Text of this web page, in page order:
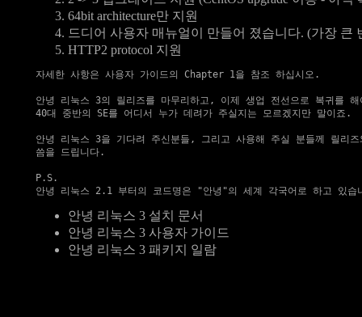
64bit architecture만 지원
드디어 사용자 매뉴얼이 만들어 졌습니다. (가장 큰
HTTP2 protocol 지원
자세한 사항은 사용자 가이드의 Chapter 1을 참조 하십시오.
안녕 리눅스 3의 릴리즈를 마무리하고, 이제 생업 전선으로 복귀를
40대 중반의 SE를 어디서 누가 데려가 주실지는 모르겠지만 말이죠.
안녕 리눅스 3을 기다려 주신분들, 그리고 사용해 주실 분들께 릴리
씀을 드립니다.
P.S.
안녕 리눅스 3 설치 문서
안녕 리눅스 3 사용자 가이드
안녕 리눅스 3 패키지 일람